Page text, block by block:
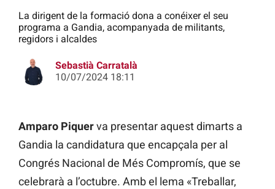
La dirigent de la formació dona a conéixer el seu
programa a Gandia, acompanyada de militants,
regidors i alcaldes
Sebastià Carratalà
10/07/2024 18:11
Amparo Piquerva presentar aquest dimarts a
Gandia la candidatura que encapçala per al
Congrés Nacional de Més Compromís, que se
celebrarà a l’octubre. Amb el lema «Treballar,